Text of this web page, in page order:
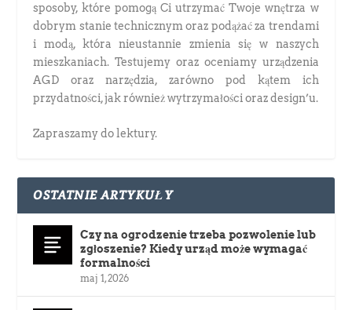
sposoby, które pomogą Ci utrzymać Twoje wnętrza w
dobrym stanie technicznym oraz podążać za trendami
i modą, która nieustannie zmienia się w naszych
mieszkaniach. Testujemy oraz oceniamy urządzenia
AGD oraz narzędzia, zarówno pod kątem ich
przydatności, jak również wytrzymałości oraz design’u.
Zapraszamy do lektury.
OSTATNIE ARTYKUŁY
Czy na ogrodzenie trzeba pozwolenie lub
zgłoszenie? Kiedy urząd może wymagać
formalności
maj 1, 2026